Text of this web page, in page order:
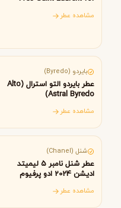
مشاهده عطر
بایردو (Byredo)
عطر بایردو التو استرال (Alto
Astral Byredo)
مشاهده عطر
شنل (Chanel)
عطر شنل نامبر 5 لیمیتد
ادیشن 2024 ادو پرفیوم
Parfum 2024 Limited
مشاهده عطر